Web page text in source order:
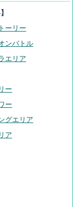
ーリー
ンバトル
エリア
ー
ー
グエリア
ア